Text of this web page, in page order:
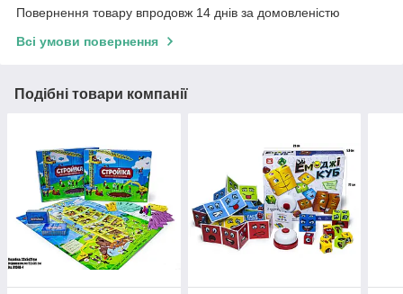
Повернення товару впродовж 14 днів за домовленістю
Всі умови повернення
Подібні товари компанії